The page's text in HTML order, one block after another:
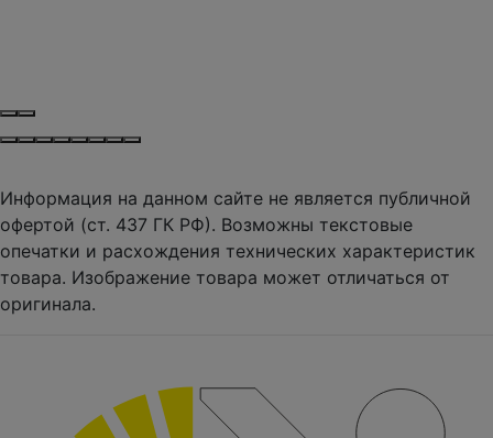
Информация на данном сайте не является публичной
офертой (ст. 437 ГК РФ). Возможны текстовые
опечатки и расхождения технических характеристик
товара. Изображение товара может отличаться от
оригинала.